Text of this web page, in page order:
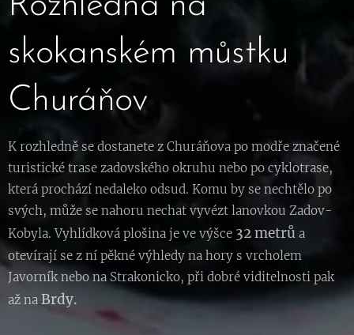
skokanském můstku
Churáňov
K rozhledně se dostanete z Churáňova po modře značené
turistické trase zadovského okruhu nebo po cyklotrase,
která prochází nedaleko odsud. Komu by se nechtělo po
svých, může se nahoru nechat vyvézt lanovkou Zadov-
Kobyla. Vyhlídková plošina je ve výšce 32 metrů a
otevírají se z ní pěkné výhledy na hory s vrcholem
Javorník nebo na Strakonicko, při dobré viditelnosti pak
až na Brdy.